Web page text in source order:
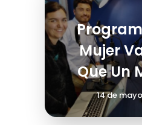
Mujer
Que Un
14 de